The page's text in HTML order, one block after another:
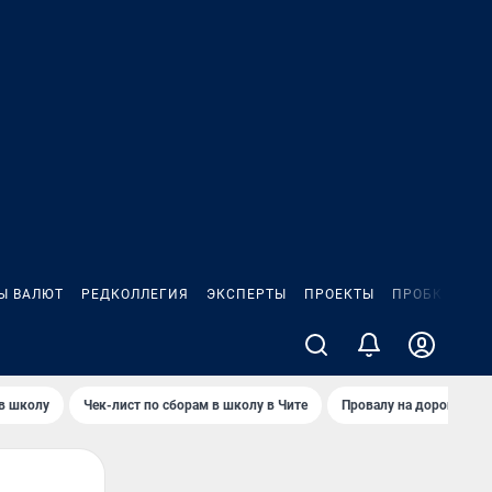
ВАЛЮТ РЕДКОЛЛЕГИЯ ЭКСПЕРТЫ ПРОЕКТЫ ПРОБКИ
школу Чек-лист по сборам в школу в Чите Провалу на дороге